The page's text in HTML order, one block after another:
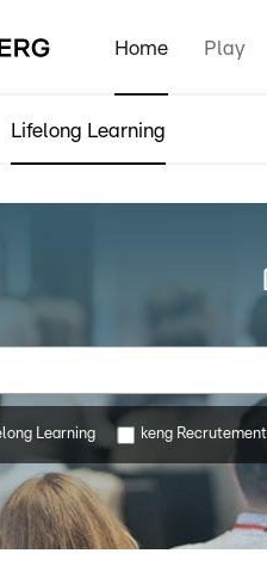
Home Play
Lifelong Learning
Learning keng